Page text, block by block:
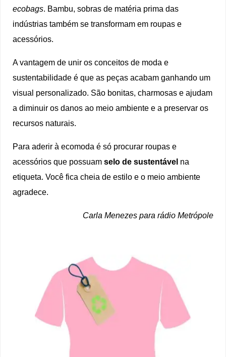
ecobags. Bambu, sobras de matéria prima das
indústrias também se transformam em roupas e
acessórios.
A vantagem de unir os conceitos de moda e
sustentabilidade é que as peças acabam ganhando um
visual personalizado. São bonitas, charmosas e ajudam
a diminuir os danos ao meio ambiente e a preservar os
recursos naturais.
Para aderir à ecomoda é só procurar roupas e
acessórios que possuamselo de sustentável na
etiqueta. Você fica cheia de estilo e o meio ambiente
agradece.
Carla Menezes para rádio Metrópole